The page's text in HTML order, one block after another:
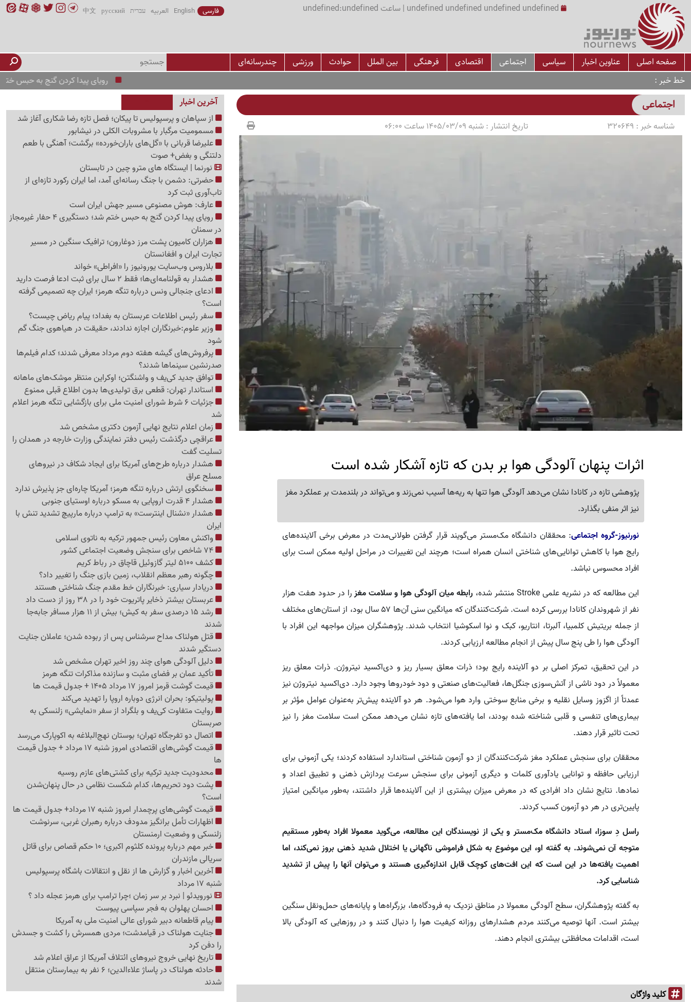
undefined undefined undefined undefined | ساعت undefined:undefined فارسی English العربیه עברית русский
中文
صفحه اصلی عناوین اخبار سیاسی اجتماعی اقتصادی فرهنگی بین الملل حوادث ورزشی
چندرسانه‌ای
خط خبر
رویای پیدا کردن گنج به حبس ختم شد؛ دستگیری 4 حفار
اجتماعی
شناسه خبر : 320649 تاریخ انتشار :شنبه 1405/03/09 ساعت 06:00
اثرات پنهان آلودگی هوا بر بدن که تازه آشکار شده است
پژوهشی تازه در کانادا نشان می‌دهد آلودگی هوا تنها به ریه‌ها آسیب نمی‌زند و می‌تواند در بلندمدت بر عملکرد مغز
نیز اثر منفی بگذارد.
نورنیوز-گروه اجتماعی: محققان دانشگاه مک‌مستر می‌گویند قرار گرفتن طولانی‌مدت در معرض برخی آلاینده‌های
رایج هوا با کاهش توانایی‌های شناختی انسان همراه است؛ هرچند این تغییرات در مراحل اولیه ممکن است برای
افراد محسوس نباشد.
این مطالعه که در نشریه علمی Stroke منتشر شده،
رابطه میان آلودگی هوا و سلامت مغزرا در حدود هفت هزار
نفر از شهروندان کانادا بررسی کرده است. شرکت‌کنندگان که میانگین سنی آن‌ها ۵۷ سال بود، از استان‌های مختلف
از جمله بریتیش کلمبیا، آلبرتا، انتاریو، کبک و نوا اسکوشیا انتخاب شدند. پژوهشگران میزان مواجهه این افراد با
آلودگی هوا را طی پنج سال پیش از انجام مطالعه ارزیابی کردند.
در این تحقیق، تمرکز اصلی بر دو آلاینده رایج بود؛ ذرات معلق بسیار ریز و دی‌اکسید نیتروژن. ذرات معلق ریز
معمولاً در دود ناشی از آتش‌سوزی جنگل‌ها، فعالیت‌های صنعتی و دود خودروها وجود دارد. دی‌اکسید نیتروژن نیز
عمدتاً از اگزوز وسایل نقلیه و برخی منابع سوختی وارد هوا می‌شود. هر دو آلاینده پیش‌تر به‌عنوان عوامل مؤثر بر
بیماری‌های تنفسی و قلبی شناخته شده بودند، اما یافته‌های تازه نشان می‌دهد ممکن است سلامت مغز را نیز
تحت تاثیر قرار دهند.
محققان برای سنجش عملکرد مغز شرکت‌کنندگان از دو آزمون شناختی استاندارد استفاده کردند؛ یکی آزمونی برای
ارزیابی حافظه و توانایی یادآوری کلمات و دیگری آزمونی برای سنجش سرعت پردازش ذهنی و تطبیق اعداد و
نمادها. نتایج نشان داد افرادی که در معرض میزان بیشتری از این آلاینده‌ها قرار داشتند، به‌طور میانگین امتیاز
پایین‌تری در هر دو آزمون کسب کردند.
راسل دِ سوزا، استاد دانشگاه مک‌مستر و یکی از نویسندگان این مطالعه، می‌گوید معمولا افراد به‌طور مستقیم
متوجه آن نمی‌شوند. به گفته او، این موضوع به شکل فراموشی ناگهانی یا اختلال شدید ذهنی بروز نمی‌کند، اما
اهمیت یافته‌ها در این است که این افت‌های کوچک قابل اندازه‌گیری هستند و می‌توان آنها را پیش از تشدید
شناسایی کرد.
به گفته پژوهشگران، سطح آلودگی معمولا در مناطق نزدیک به فرودگاه‌ها، بزرگراه‌ها و پایانه‌های حمل‌ونقل سنگین
بیشتر است. آنها توصیه می‌کنند مردم هشدارهای روزانه کیفیت هوا را دنبال کنند و در روزهایی که آلودگی بالا
است، اقدامات محافظتی بیشتری انجام دهند.
کلید واژگان
آخرین اخبار
از سپاهان و پرسپولیس تا پیکان؛ فصل تازه رضا شکاری آغاز شد
مسمومیت مرگبار با مشروبات الکلی در نیشابور
علیرضا قربانی با «گل‌های باران‌خورده» برگشت؛ آهنگی با طعم
دلتنگی و بغض+ صوت
نورنما | ایستگاه های مترو چین در تابستان
حضرتی: دشمن با جنگ رسانه‌ای آمد، اما ایران رکورد تازه‌ای از
تاب‌آوری ثبت کرد
عارف: هوش مصنوعی مسیر جهش ایران است
رویای پیدا کردن گنج به حبس ختم شد؛ دستگیری 4 حفار غیرمجاز
در سمنان
هزاران کامیون پشت مرز دوغارون؛ ترافیک سنگین در مسیر
تجارت ایران و افغانستان
بلاروس وب‌سایت یورونیوز را «افراطی» خواند
هشدار به قولنامه‌ای‌ها؛ فقط 2 سال برای ثبت ادعا فرصت دارید
ادعای جنجالی ونس درباره تنگه هرمز؛ ایران چه تصمیمی گرفته
است؟
سفر رئیس اطلاعات عربستان به بغداد؛ پیام ریاض چیست؟
وزیر علوم:خبرنگاران اجازه ندادند، حقیقت در هیاهوی جنگ گم
شود
پرفروش‌های گیشه هفته دوم مرداد معرفی شدند؛ کدام فیلم‌ها
صدرنشین سینماها شدند؟
توافق جدید کی‌یف و واشنگتن؛ اوکراین منتظر موشک‌های ماهانه
استاندار تهران: قطعی برق تولیدی‌ها بدون اطلاع قبلی ممنوع
جزئیات 6 شرط شورای امنیت ملی برای بازگشایی تنگه هرمز اعلام
شد
زمان اعلام نتایج نهایی آزمون دکتری مشخص شد
عراقچی درگذشت رئیس دفتر نمایندگی وزارت خارجه در همدان را
تسلیت گفت
هشدار درباره طرح‌های آمریکا برای ایجاد شکاف در نیروهای
مسلح عراق
سخنگوی ارتش درباره تنگه هرمز؛ آمریکا چاره‌ای جز پذیرش ندارد
هشدار 4 قدرت اروپایی به مسکو درباره اوستیای جنوبی
هشدار «نشنال اینترست» به ترامپ درباره مارپیچ تشدید تنش با
ایران
واکنش معاون رئیس جمهور ترکیه به ناتوی اسلامی
کشف 5100 لیتر گازوئیل قاچاق در رباط کریم
چگونه رهبر معظم انقلاب، زمین بازی جنگ را تغییر داد؟
دریادار سیاری: خبرنگاران خط مقدم جنگ شناختی هستند
عربستان بیشتر ذخایر پاتریوت خود را در 38 روز از دست داد
رشد 15 درصدی سفر به کیش؛ بیش از 11 هزار مسافر جابه‌جا
شدند
قتل هولناک مداح سرشناس پس از ربوده شدن؛ عاملان جنایت
دستگیر شدند
دلیل آلودگی هوای چند روز اخیر تهران مشخص شد
تأکید عمان بر فضای مثبت و سازنده مذاکرات تنگه هرمز
قیمت گوشت قرمز امروز 17 مرداد 1405 + جدول قیمت ها
پولیتیکو: بحران انرژی دوباره اروپا را تهدید می‌کند
روایت متفاوت کی‌یف و بلگراد از سفر «نمایشی» زلنسکی به
صربستان
اتصال دو تفرجگاه تهران؛ بوستان نهج‌البلاغه به اکوپارک می‌رسد
قیمت گوشی‌های اقتصادی امروز شنبه 17 مرداد + جدول قیمت
ها
محدودیت جدید ترکیه برای کشتی‌های عازم روسیه
پشت دود تحریم‌ها، کدام شکست نظامی در حال پنهان‌شدن
است؟
قیمت گوشی‌های پرچمدار امروز شنبه 17 مرداد+ جدول قیمت ها
اظهارات تأمل برانگیز مدودف درباره رهبران غربی، سرنوشت
زلنسکی و وضعیت ارمنستان
خبر مهم درباره پرونده کلثوم اکبری؛ 10 حکم قصاص برای قاتل
سریالی مازندران
آخرین اخبار و گزارش ها از نقل و انتقالات باشگاه پرسپولیس
شنبه 17 مرداد
نورویدئو | نبرد بر سر زمان ؛چرا ترامپ برای هرمز عجله داد ؟
احسان پهلوان به فجر سپاسی پیوست
پیام قاطعانه دبیر شورای عالی امنیت ملی به آمریکا
جنایت هولناک در قیامدشت؛ مردی همسرش را کشت و جسدش
را دفن کرد
تاریخ نهایی خروج نیروهای ائتلاف آمریکا از عراق اعلام شد
حادثه هولناک در پاساژ علاءالدین؛ 6 نفر به بیمارستان منتقل
شدند